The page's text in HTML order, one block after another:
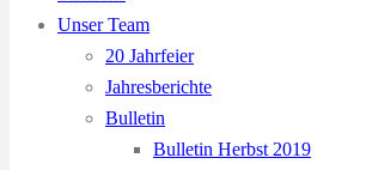
Unser Team
20 Jahrfeier
Jahresberichte
Bulletin
Bulletin Herbst 2019